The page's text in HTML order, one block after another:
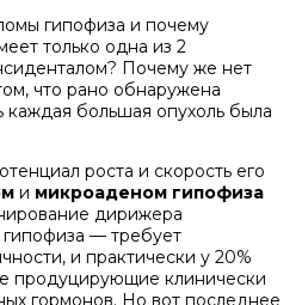
гипофиза и почему
только одна из 2
Почему же нет
что рано обнаружена
каждая большая опухоль была
роста и скорость его
и микроаденом гипофиза
дирижера
— требует
и практически у 20%
продуцирующие клинически
гормонов. Но вот последнее